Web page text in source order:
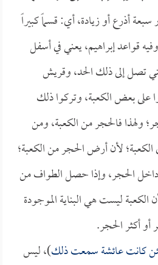
أذرع أو زيادة، أي: قسماً كبيراً
قواعد إبراهيم، يعني في أسفل
تصل إلى ذلك الحد، وقريش
على بعض الكعبة، وتركوا ذلك
ولهذا فالحجر من الكعبة، ومن
لأن أرض الحجر من الكعبة؛
الحجر، وإذا حصل الطواف من
ليست هي البناية الموجودة
أكثر الحجر.
كانتعائشةسمعت ذلك)، ليس